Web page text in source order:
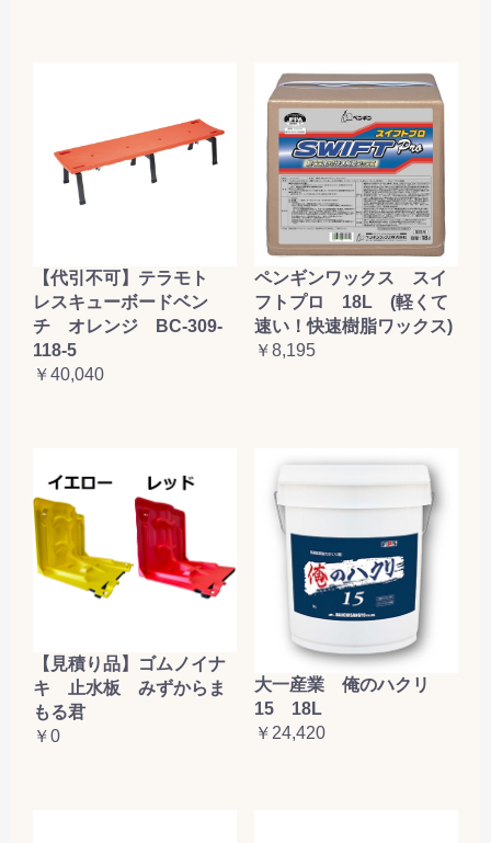
【代引不可】テラモト
レスキューボードベン
チ オレンジ BC-309-
118-5
￥40,040
ペンギンワックス スイ
フトプロ 18L (軽くて
速い！快速樹脂ワックス)
￥8,195
【見積り品】ゴムノイナ
キ 止水板 みずからま
もる君
￥0
大一産業 俺のハクリ
15 18L
￥24,420